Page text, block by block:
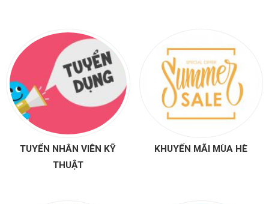
TUYỂN NHÂN VIÊN KỸ
THUẬT
KHUYẾN MÃI MÙA HÈ